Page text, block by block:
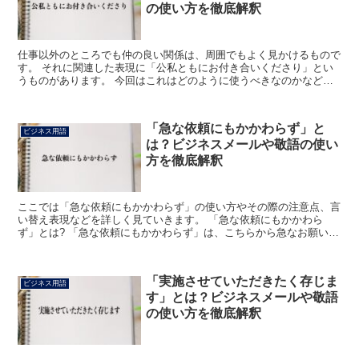
の使い方を徹底解釈
仕事以外のところでも仲の良い関係は、周囲でもよく見かけるもので
す。 それに関連した表現に「公私ともにお付き合いくださり」とい
うものがあります。 今回はこれはどのように使うべきなのかなどに
ビジネス用語
「急な依頼にもかかわらず」と
は？ビジネスメールや敬語の使い
方を徹底解釈
ここでは「急な依頼にもかかわらず」の使い方やその際の注意点、言
い替え表現などを詳しく見ていきます。 「急な依頼にもかかわら
ず」とは? 「急な依頼にもかかわらず」は、こちらから急なお願いご
ビジネス用語
「実施させていただきたく存じま
す」とは？ビジネスメールや敬語
の使い方を徹底解釈